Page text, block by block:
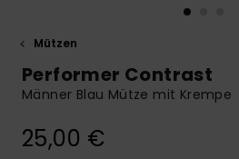
erhalten.
Finden Sie
Antworten auf
Mützen
Performer Contrast
Männer Blau Mütze mit Krempe
25,00 €